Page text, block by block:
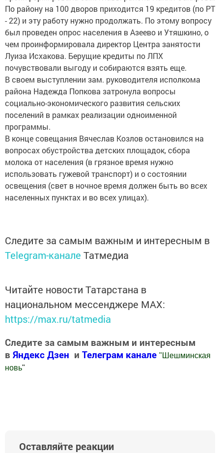
По району на 100 дворов приходится 19 кредитов (по РТ
- 22) и эту работу нужно продолжать. По этому вопросу
был проведен опрос населения в Азеево и Утяшкино, о
чем проинформировала директор Центра занятости
Луиза Исхакова. Берущие кредиты по ЛПХ
почувствовали выгоду и собираются взять еще.
В своем выступлении зам. руководителя исполкома
района Надежда Попкова затронула вопросы
социально-экономического развития сельских
поселений в рамках реализации одноименной
программы.
В конце совещания Вячеслав Козлов остановился на
вопросах обустройства детских площадок, сбора
молока от населения (в грязное время нужно
использовать гужевой транспорт) и о состоянии
освещения (свет в ночное время должен быть во всех
населенных пунктах и во всех улицах).
Следите за самым важным и интересным в
Telegram-канале Татмедиа
Читайте новости Татарстана в
национальном мессенджере MАХ:
https://max.ru/tatmedia
Следите за самым важным и интересным
в Яндекс Дзен и Телеграм канале " Шешминская
новь"
Оставляйте реакции